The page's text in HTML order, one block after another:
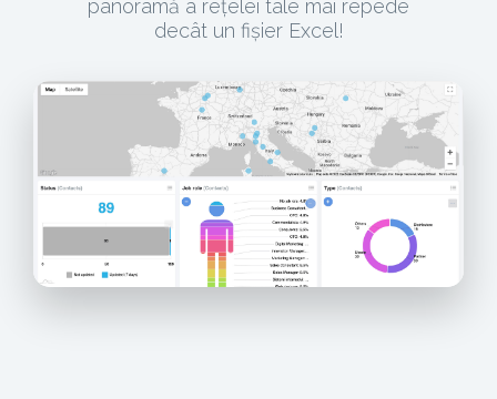
panoramă a rețelei tale mai repede
decât un fișier Excel!